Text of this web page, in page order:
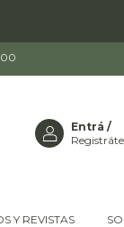
Entrá /
Registráte
Y REVISTAS